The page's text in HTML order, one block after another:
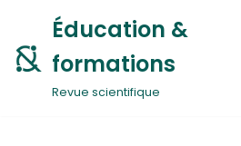
Aller
au
contenu
Éducation &
formations
Revue scientifique